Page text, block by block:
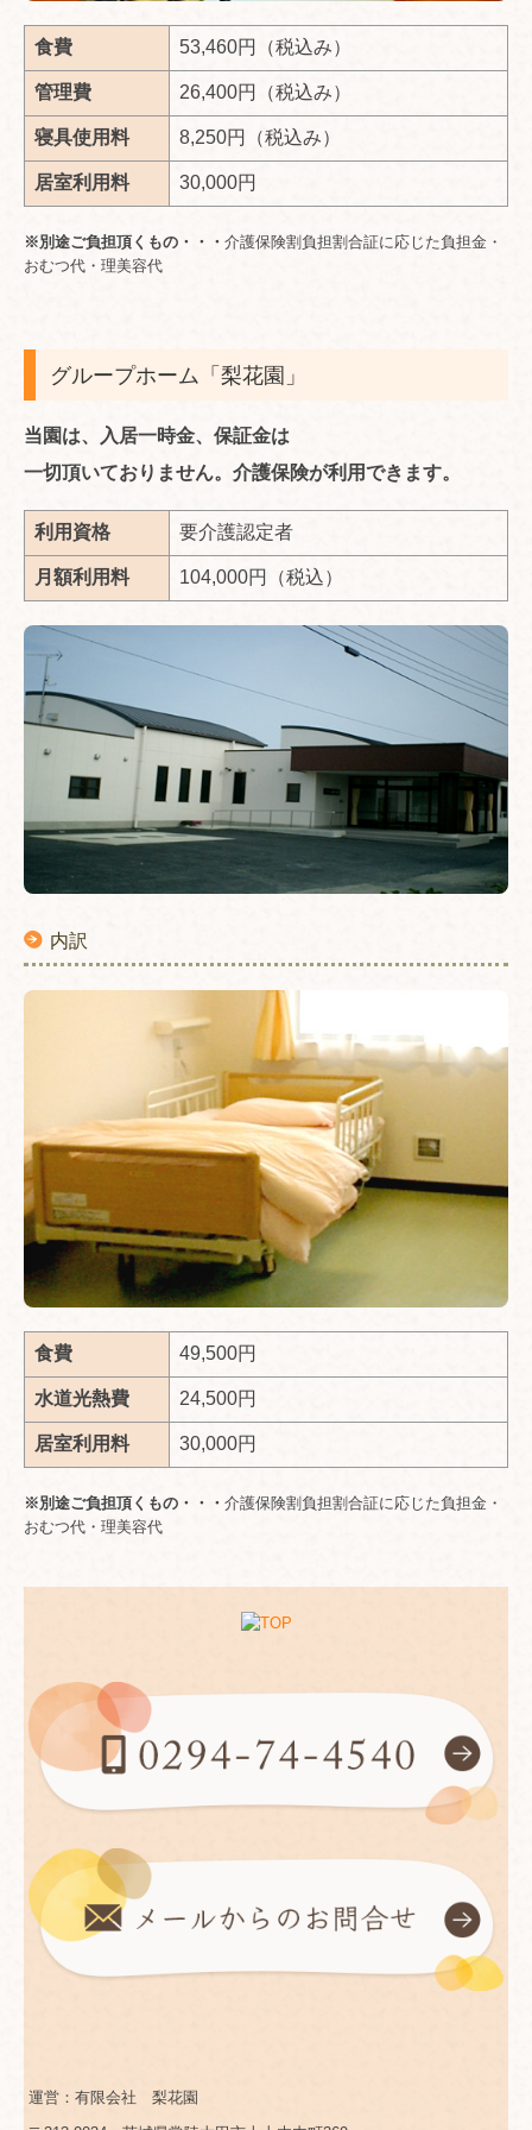
食費 53,460円（税込み）
管理費 26,400円（税込み）
寝具使用料 8,250円（税込み）
居室利用料 30,000円
※別途ご負担頂くもの・・・ 介護保険割負担割合証に応じた負担金・
おむつ代・理美容代
グループホーム「梨花園」
当園は、入居一時金、保証金は
一切頂いておりません。介護保険が利用できます。
利用資格 要介護認定者
月額利用料 104,000円（税込）
内訳
食費 49,500円
水道光熱費 24,500円
居室利用料 30,000円
※別途ご負担頂くもの・・・ 介護保険割負担割合証に応じた負担金・
おむつ代・理美容代
運営：有限会社 梨花園